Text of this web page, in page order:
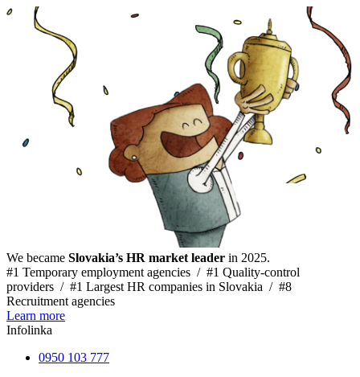
We became Slovakia’s HR market leader in 2025.
#1 Temporary employment agencies / #1 Quality-control
providers / #1 Largest HR companies in Slovakia / #8
Recruitment agencies
Learn more
Infolinka
0950 103 777